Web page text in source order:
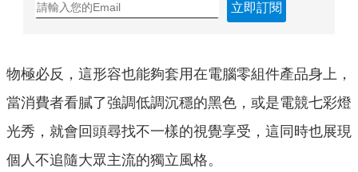
立即訂閱
物極必反，這形容也能夠套用在電腦零組件產品身上，
當消費者看膩了強調低調沉穩的黑色，或是電競七彩燈
光秀，就會回頭尋找不一樣的視覺享受，這同時也展現
個人不追隨大眾主流的獨立風格。